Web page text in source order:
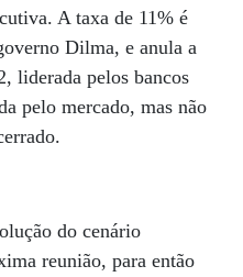
A taxa de 11% é
Dilma, e anula a
liderada pelos bancos
pelo mercado, mas não
do cenário
reunião, para então